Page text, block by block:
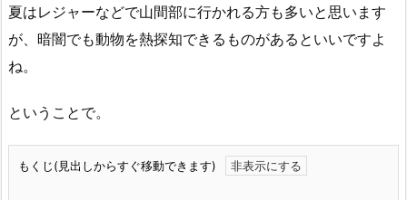
夏はレジャーなどで山間部に行かれる方も多いと思います
が、暗闇でも動物を熱探知できるものがあるといいですよ
ね。
ということで。
もくじ(見出しからすぐ移動できます)